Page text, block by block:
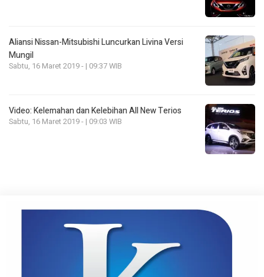
Aliansi Nissan-Mitsubishi Luncurkan Livina Versi
Mungil
Sabtu, 16 Maret 2019 - | 09:37 WIB
Video: Kelemahan dan Kelebihan All New Terios
Sabtu, 16 Maret 2019 - | 09:03 WIB